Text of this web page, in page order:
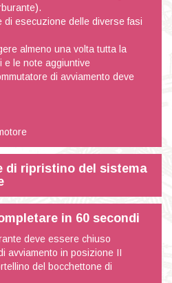
di esecuzione delle diverse fasi
almeno una volta tutta la
e le note aggiuntive
di avviamento deve
di ripristino del sistema
in 60 secondi
deve essere chiuso
avviamento in posizione II
del bocchettone di